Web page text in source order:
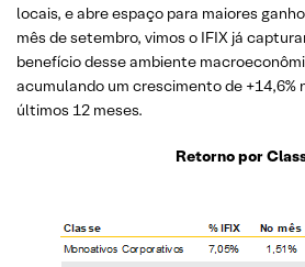
locais, e abre espaço para maiores
mês de setembro, vimos o IFIX já
benefício desse ambiente
acumulando um crescimento de +14,6%
últimos 12 meses.
Retorno por